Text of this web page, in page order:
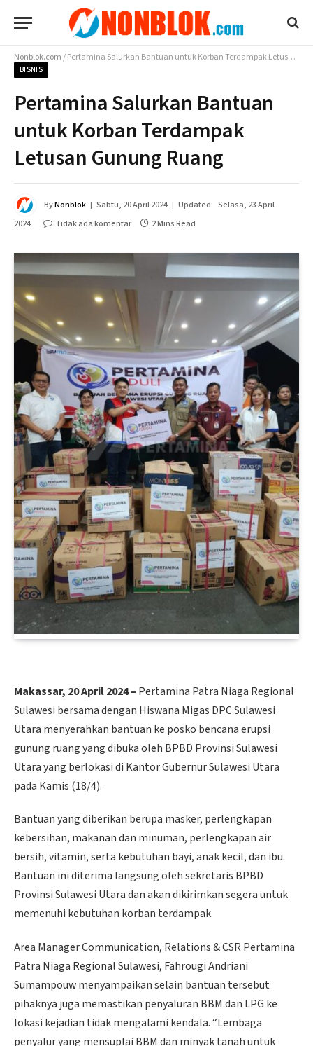
Nonblok.com/Pertamina Salurkan Bantuan untuk Korban Terdampak Letusan Gunung Ruang
BISNIS
Pertamina Salurkan Bantuan
untuk Korban Terdampak
Letusan Gunung Ruang
ByNonblok Sabtu, 20 April 2024 Updated: Selasa, 23 April
2024
Tidak ada komentar 2 Mins Read
Makassar, 20 April 2024 – Pertamina Patra Niaga Regional
Sulawesi bersama dengan Hiswana Migas DPC Sulawesi
Utara menyerahkan bantuan ke posko bencana erupsi
gunung ruang yang dibuka oleh BPBD Provinsi Sulawesi
Utara yang berlokasi di Kantor Gubernur Sulawesi Utara
pada Kamis (18/4).
Bantuan yang diberikan berupa masker, perlengkapan
kebersihan, makanan dan minuman, perlengkapan air
bersih, vitamin, serta kebutuhan bayi, anak kecil, dan ibu.
Bantuan ini diterima langsung oleh sekretaris BPBD
Provinsi Sulawesi Utara dan akan dikirimkan segera untuk
memenuhi kebutuhan korban terdampak.
Area Manager Communication, Relations & CSR Pertamina
Patra Niaga Regional Sulawesi, Fahrougi Andriani
Sumampouw menyampaikan selain bantuan tersebut
pihaknya juga memastikan penyaluran BBM dan LPG ke
lokasi kejadian tidak mengalami kendala. “Lembaga
penyalur yang mensuplai BBM dan minyak tanah untuk